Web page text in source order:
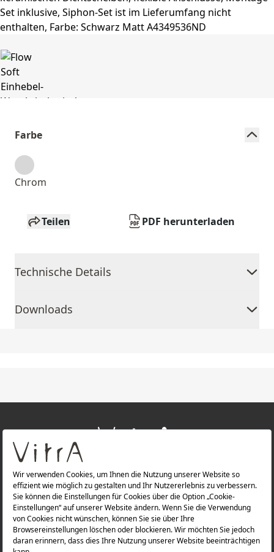
Farbe
Chrom
Teilen PDF herunterladen
Technische Details
Downloads
ÜBER UNS
PRODUKTE